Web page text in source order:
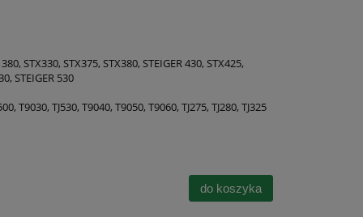
STX330, STX375, STX380, STEIGER 430, STX425,
STEIGER 530
T9030, TJ530, T9040, T9050, T9060, TJ275, TJ280, TJ325
do koszyka